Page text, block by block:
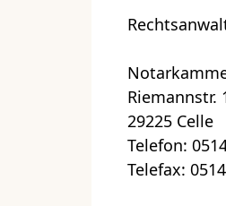
Riemannstr.
29225 Celle
Telefon:
Telefax: